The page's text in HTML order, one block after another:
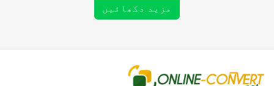
gif کنورٹر
مزید دکھائیں